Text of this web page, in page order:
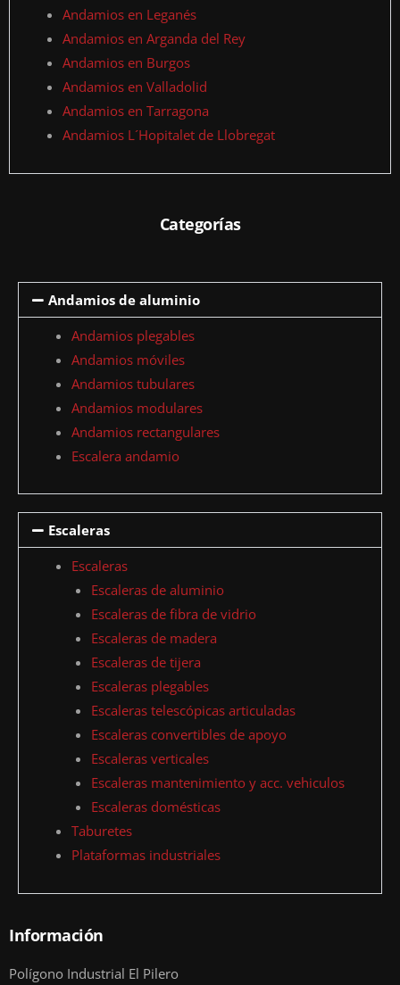
Andamios en Leganés
Andamios en Arganda del Rey
Andamios en Burgos
Andamios en Valladolid
Andamios en Tarragona
Andamios L´Hopitalet de Llobregat
Categorías
Andamios de aluminio
Andamios plegables
Andamios móviles
Andamios tubulares
Andamios modulares
Andamios rectangulares
Escalera andamio
Escaleras
Escaleras
Escaleras de aluminio
Escaleras de fibra de vidrio
Escaleras de madera
Escaleras de tijera
Escaleras plegables
Escaleras telescópicas articuladas
Escaleras convertibles de apoyo
Escaleras verticales
Escaleras mantenimiento y acc. vehiculos
Escaleras domésticas
Taburetes
Plataformas industriales
Información
Polígono Industrial El Pilero